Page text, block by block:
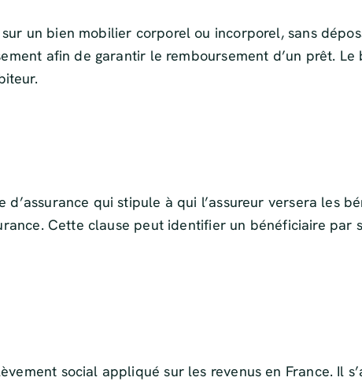
un bien mobilier corporel ou incorporel, sans
afin de garantir le remboursement d’un prêt.
qui stipule à qui l’assureur versera les
Cette clause peut identifier un bénéficiaire par
social appliqué sur les revenus en France. Il